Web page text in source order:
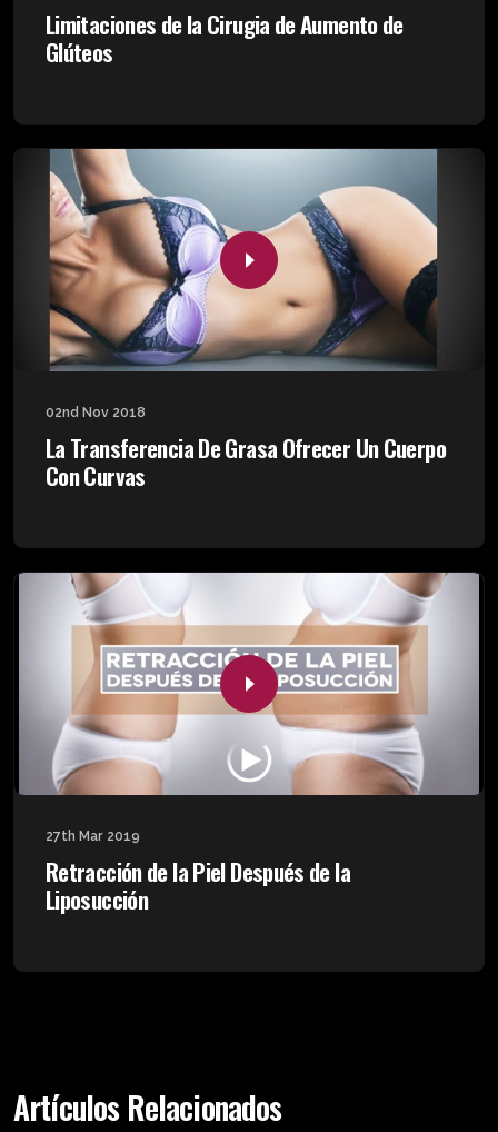
Limitaciones de la Cirugia de Aumento de
Glúteos
02nd Nov 2018
La Transferencia De Grasa Ofrecer Un Cuerpo
Con Curvas
27th Mar 2019
Retracción de la Piel Después de la
Liposucción
Artículos Relacionados